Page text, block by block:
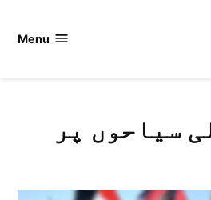
Menu
سیاحوں پر